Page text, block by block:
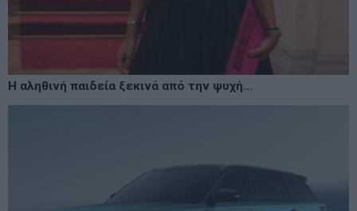
Η αληθινή παιδεία ξεκινά από την ψυχή…